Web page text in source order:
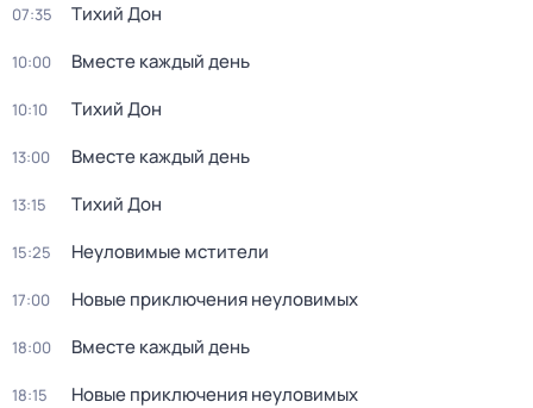
07:35 Тихий Дон
10:00 Вместе каждый день
10:10 Тихий Дон
13:00 Вместе каждый день
13:15 Тихий Дон
15:25 Неуловимые мстители
17:00 Новые пpиключения нeуловимых
18:00 Вместе каждый день
18:15 Новые пpиключения нeуловимых